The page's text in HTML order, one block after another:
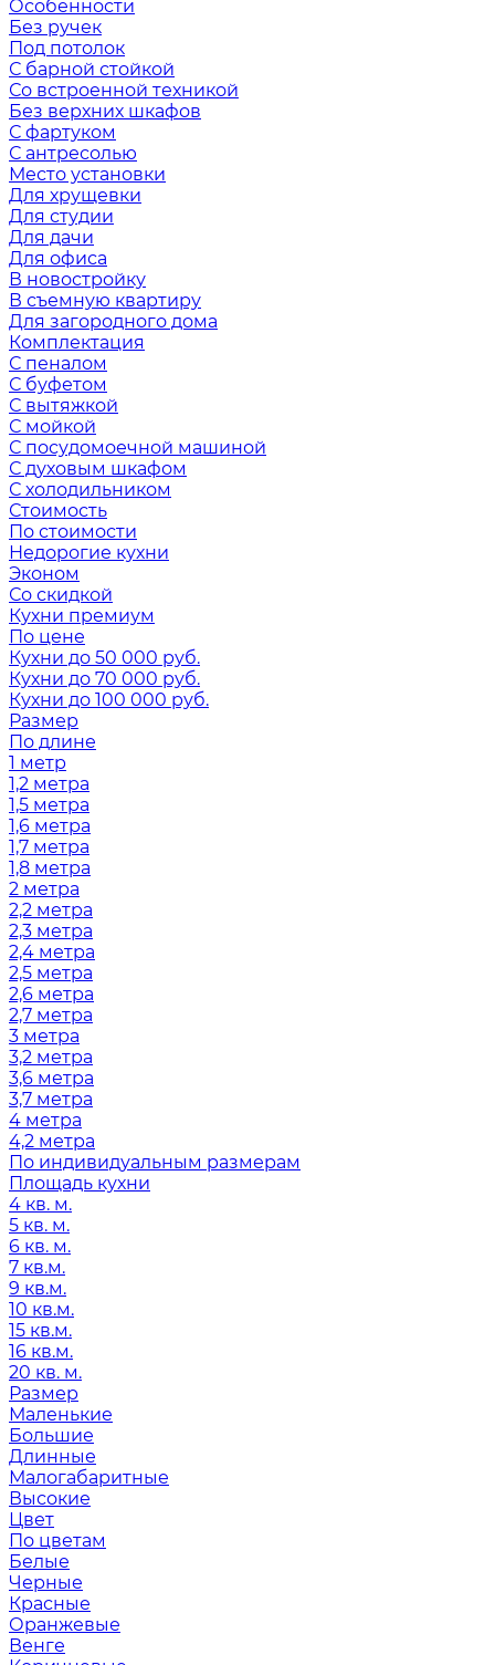
Особенности
Без ручек
Под потолок
С барной стойкой
Со встроенной техникой
Без верхних шкафов
С фартуком
С антресолью
Место установки
Для хрущевки
Для студии
Для дачи
Для офиса
В новостройку
В съемную квартиру
Для загородного дома
Комплектация
С пеналом
С буфетом
С вытяжкой
С мойкой
С посудомоечной машиной
С духовым шкафом
С холодильником
Стоимость
По стоимости
Недорогие кухни
Эконом
Со скидкой
Кухни премиум
По цене
Кухни до 50 000 руб.
Кухни до 70 000 руб.
Кухни до 100 000 руб.
Размер
По длине
1 метр
1,2 метра
1,5 метра
1,6 метра
1,7 метра
1,8 метра
2 метра
2,2 метра
2,3 метра
2,4 метра
2,5 метра
2,6 метра
2,7 метра
3 метра
3,2 метра
3,6 метра
3,7 метра
4 метра
4,2 метра
По индивидуальным размерам
Площадь кухни
4 кв. м.
5 кв. м.
6 кв. м.
7 кв.м.
9 кв.м.
10 кв.м.
15 кв.м.
16 кв.м.
20 кв. м.
Размер
Маленькие
Большие
Длинные
Малогабаритные
Высокие
Цвет
По цветам
Белые
Черные
Красные
Оранжевые
Венге